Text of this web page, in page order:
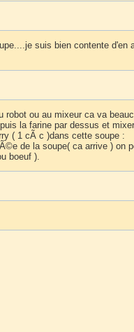
suis bien contente d'en
robot ou au mixeur ca va
la farine par dessus et mixer.
( 1 cÃ c )dans cette soupe :
de la soupe( ca arrive ) on
boeuf ).